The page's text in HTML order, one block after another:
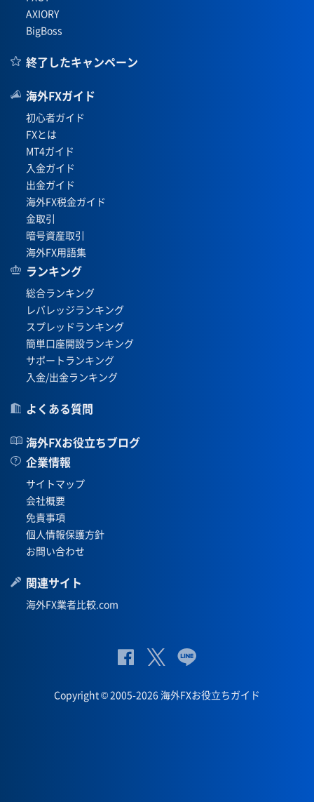
AXIORY
BigBoss
終了したキャンペーン
海外FXガイド
初心者ガイド
FXとは
MT4ガイド
入金ガイド
出金ガイド
海外FX税金ガイド
金取引
暗号資産取引
海外FX用語集
ランキング
総合ランキング
レバレッジランキング
スプレッドランキング
簡単口座開設ランキング
サポートランキング
入金/出金ランキング
よくある質問
海外FXお役立ちブログ
企業情報
サイトマップ
会社概要
免責事項
個人情報保護方針
お問い合わせ
関連サイト
海外FX業者比較.com
式
Fac
Twit
ter
式
Lin
Copyright © 2005-2026 海外FXお役立ちガイド